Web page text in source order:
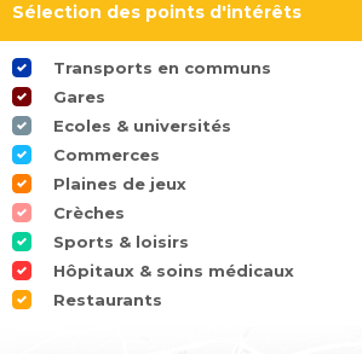
Sélection des points d'intérêts
Transports en communs
Gares
Ecoles & universités
Commerces
Plaines de jeux
Crèches
Sports & loisirs
Hôpitaux & soins médicaux
Restaurants